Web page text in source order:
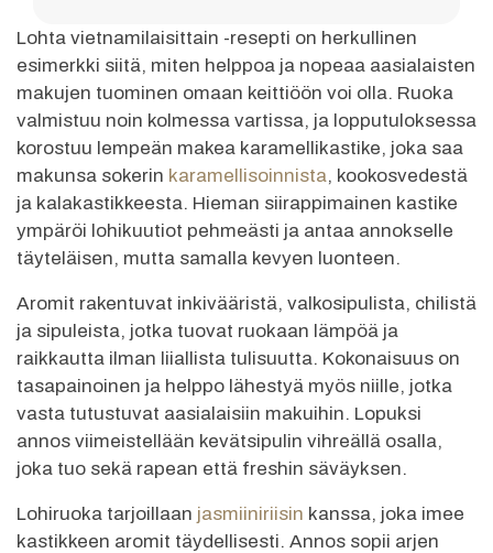
Lohta vietnamilaisittain -resepti on herkullinen
esimerkki siitä, miten helppoa ja nopeaa aasialaisten
makujen tuominen omaan keittiöön voi olla. Ruoka
valmistuu noin kolmessa vartissa, ja lopputuloksessa
korostuu lempeän makea karamellikastike, joka saa
makunsa sokerin karamellisoinnista, kookosvedestä
ja kalakastikkeesta. Hieman siirappimainen kastike
ympäröi lohikuutiot pehmeästi ja antaa annokselle
täyteläisen, mutta samalla kevyen luonteen.
Aromit rakentuvat inkivääristä, valkosipulista, chilistä
ja sipuleista, jotka tuovat ruokaan lämpöä ja
raikkautta ilman liiallista tulisuutta. Kokonaisuus on
tasapainoinen ja helppo lähestyä myös niille, jotka
vasta tutustuvat aasialaisiin makuihin. Lopuksi
annos viimeistellään kevätsipulin vihreällä osalla,
joka tuo sekä rapean että freshin säväyksen.
Lohiruoka tarjoillaan jasmiiniriisin kanssa, joka imee
kastikkeen aromit täydellisesti. Annos sopii arjen